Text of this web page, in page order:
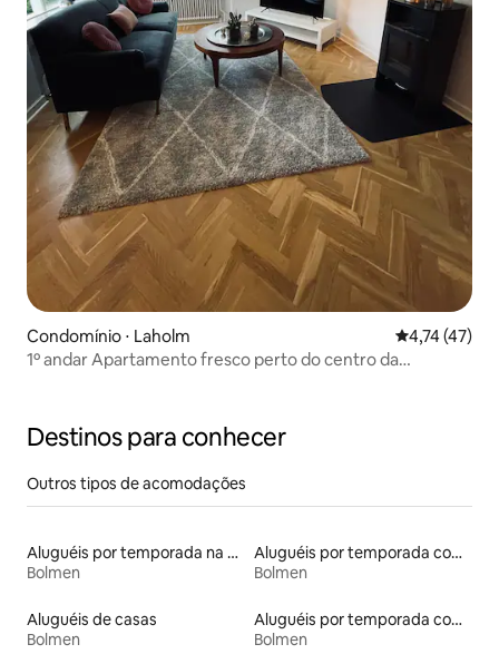
Condomínio ⋅ Laholm 4,74 de uma
4,74 (47)
1º andar Apartamento fresco perto do centro da
Destinos para conhecer
Outros tipos de acomodações
Aluguéis por temporada na orla
Bolmen
Aluguéis por temporada com sauna
Bolmen
Aluguéis de casas
Bolmen
Aluguéis por temporada com acesso ao lago
Bolmen